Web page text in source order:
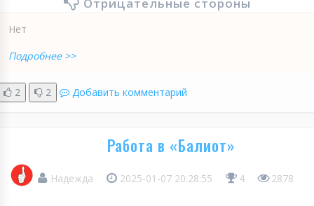
Нет
Подробнее >>
2 2 Добавить комментарий
Работа в «Балиот»
Надежда 2025-01-07 20:28:55 4 2878